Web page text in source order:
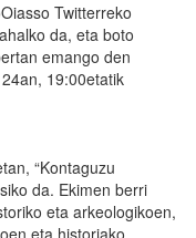
Twitterreko
da, eta boto
emango den
19:00etatik
“Kontaguzu
da. Ekimen berri
eta arkeologikoen,
eta historiako